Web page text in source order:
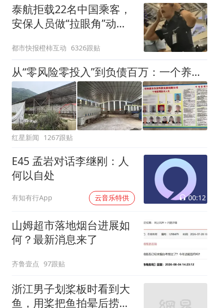
泰航拒载22名中国乘客，
安保人员做“拉眼角”动
拒绝登机决定由航司作
出；亲历者：曾承诺免费
改签但没兑现
都市快报橙柿互动 6326跟贴
从“零风险零投入”到负债百万：一个养牛项目崩盘后，谁该为农户的贷款买单丨红星调查
红星新闻 1267跟贴
E45 孟岩对话李继刚：人
何以自处
有知有行App 云音乐特供 00:12
山姆超市落地烟台进展如
何？最新消息来了
齐鲁壹点 97跟贴
浙江男子划桨板时看到大
鱼，用桨把鱼拍晕后捞